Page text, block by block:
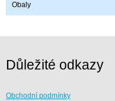
Obaly
Důležité odkazy
Obchodní podmínky